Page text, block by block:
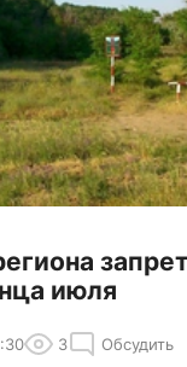
июля
3 Обсудить